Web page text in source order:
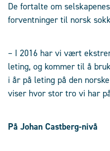
De fortalte om
forventninger til norsk
– I 2016 har vi vært
leting, og kommer til å
i år på leting på den
viser hvor stor tro vi har
På Johan Castberg-nivå